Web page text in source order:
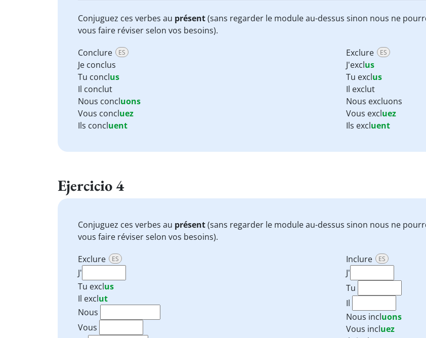
Conjuguez ces verbes au présent(sans regarder le module au-dessus sinon nous ne
vous faire réviser selon vos besoins).
Conclure
ES
Je conclus
Tu conclus
Il conclut
Nous concluons
Vous concluez
Ils concluent
Exclure ES
J'exclus
Tu exclus
Il exclut
Nous excluons
Vous excluez
Ils excluent
Ejercicio 4
Conjuguez ces verbes au présent(sans regarder le module au-dessus sinon nous ne
vous faire réviser selon vos besoins).
Exclure
ES
J'
Tu exclus
Il exclut
Nous
Vous
Inclure ES
J'
Tu
Il
Nous incluons
Vous incluez